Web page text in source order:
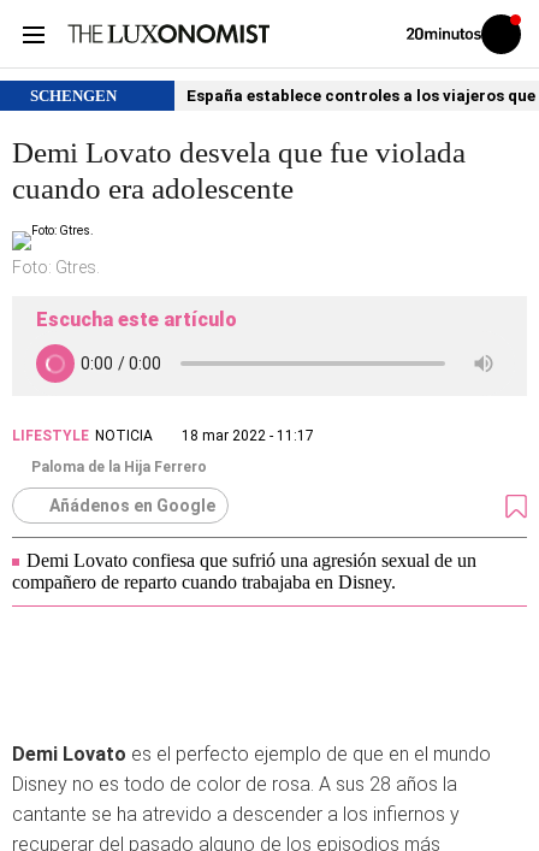
Volver
Iniciar
sesión
SCHENGEN España establece controles a los viajeros
Demi Lovato desvela que fue violada
cuando era adolescente
Foto: Gtres.
Escucha este artículo
LIFESTYLE NOTICIA
18 mar 2022 - 11:17
Paloma de la Hija Ferrero
Añádenos en Google
Demi Lovato confiesa que sufrió una agresión sexual de un
compañero de reparto cuando trabajaba en Disney.
Demi Lovato es el perfecto ejemplo de que en el mundo
Disney no es todo de color de rosa. A sus 28 años la
cantante se ha atrevido a descender a los infiernos y
recuperar del pasado alguno de los episodios más